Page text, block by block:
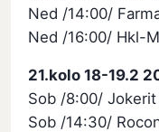
Ned /14:00/
Ned /16:00/ Hkl-
21.kolo 18-19.2
Sob /8:00/
Sob /14:30/